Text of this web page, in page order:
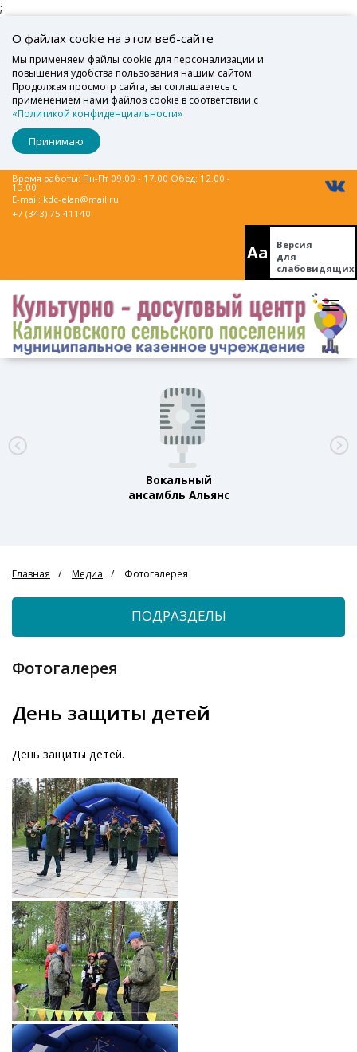
;
О файлах cookie на этом веб-сайте
Мы применяем файлы cookie для персонализации и
повышения удобства пользования нашим сайтом.
Продолжая просмотр сайта, вы соглашаетесь с
применением нами файлов cookie в соответствии с
«Политикой конфиденциальности»
Принимаю
Время работы: Пн-Пт 09.00 - 17.00 Обед: 12.00 -
13.00
E-mail: kdc-elan@mail.ru
+7 (343) 75 41140
Aa
Версия
для
слабовидящих
Вокальный
ансамбль Альянс
Главная Медиа Фотогалерея
ПОДРАЗДЕЛЫ
Фотогалерея
День защиты детей
День защиты детей.